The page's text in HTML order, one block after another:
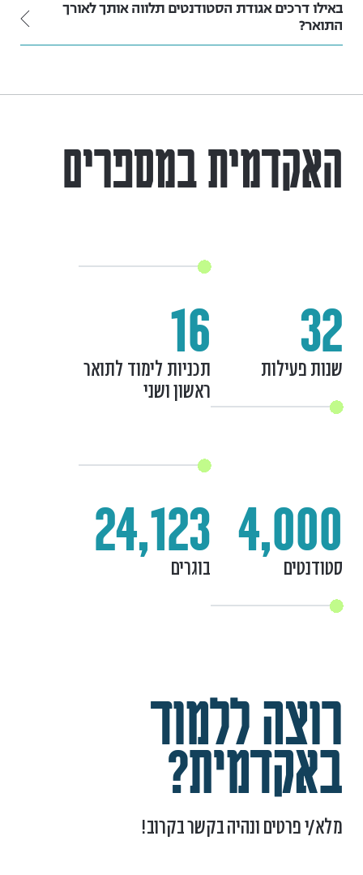
באילו דרכים אגודת הסטודנטים תלווה אותך לאורך
התואר?
האקדמית במספרים
32
שנות פעילות
16
תכניות לימוד לתואר
ראשון ושני
4,000
סטודנטים
24,123
בוגרים
רוצה ללמוד
באקדמית?
מלא/י פרטים ונהיה בקשר בקרוב!